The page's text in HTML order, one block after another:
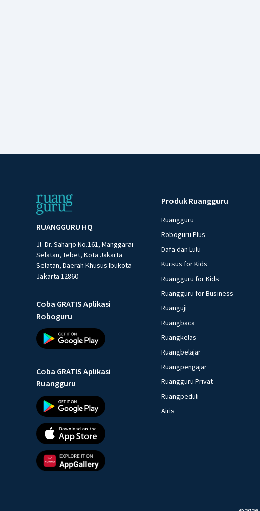
RUANGGURU HQ
Jl. Dr. Saharjo No.161, Manggarai
Selatan, Tebet, Kota Jakarta
Selatan, Daerah Khusus Ibukota
Jakarta 12860
Coba GRATIS Aplikasi
Roboguru
Coba GRATIS Aplikasi
Ruangguru
Produk Ruangguru
Ruangguru
Roboguru Plus
Dafa dan Lulu
Kursus for Kids
Ruangguru for Kids
Ruangguru for Business
Ruanguji
Ruangbaca
Ruangkelas
Ruangbelajar
Ruangpengajar
Ruangguru Privat
Ruangpeduli
Airis